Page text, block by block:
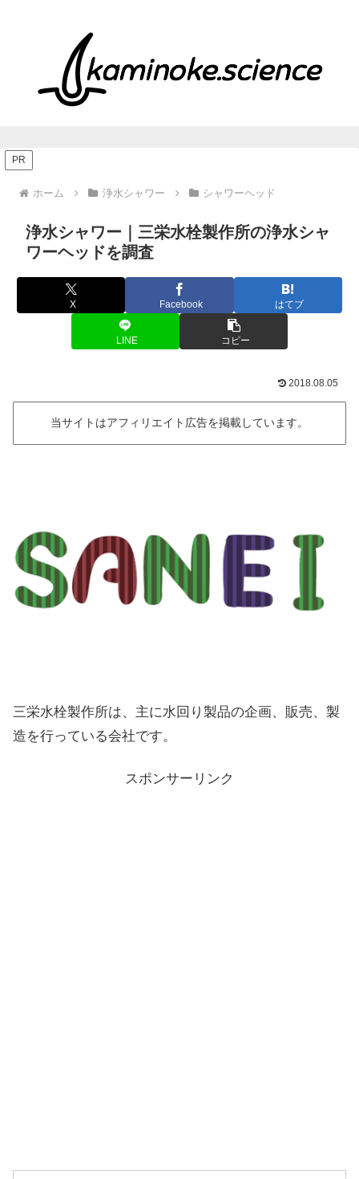
PR
ホーム 浄水シャワー シャワーヘッド
浄水シャワー｜三栄水栓製作所の浄水シャ
ワーヘッドを調査
X Facebook はてブ
LINE コピー
2018.08.05
当サイトはアフィリエイト広告を掲載しています。
三栄水栓製作所は、主に水回り製品の企画、販売、製
造を行っている会社です。
スポンサーリンク